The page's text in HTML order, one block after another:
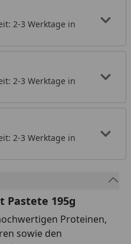
2-3 Werktage in
2-3 Werktage in
2-3 Werktage in
Pastete 195g
Proteinen,
sowie den